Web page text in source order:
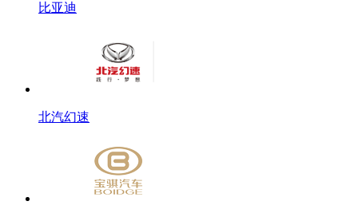
比亚迪
北汽幻速